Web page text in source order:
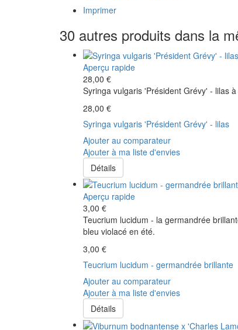
Imprimer
30 autres produits dans la
Aperçu rapide
28,00 €
Syringa vulgaris 'Président Grévy' - lilas
28,00 €
Syringa vulgaris 'Président Grévy' - lilas
Ajouter au comparateur
Ajouter à ma liste d'envies
Détails
Aperçu rapide
3,00 €
Teucrium lucidum - la germandrée
bleu violacé en été.
3,00 €
Teucrium lucidum - germandrée brillante
Ajouter au comparateur
Ajouter à ma liste d'envies
Détails